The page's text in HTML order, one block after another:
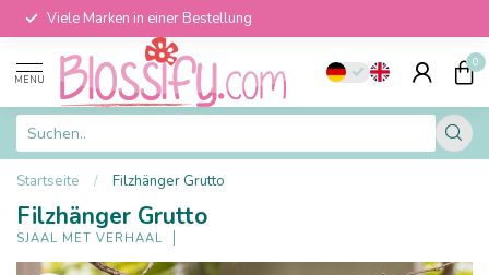
Viele Marken in einer Bestellung
MENU
0
Startseite / Filzhänger Grutto
Filzhänger Grutto
SJAAL MET VERHAAL